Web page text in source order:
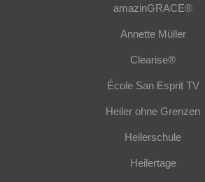
amazinGRACE®
Annette Müller
Clearise®
École San Esprit TV
Heiler ohne Grenzen
Heilerschule
Heilertage